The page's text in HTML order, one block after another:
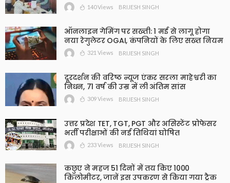
140 Views BRIJESH SINGH
ऑनलाइन गेमिंग पर सख्ती: 1 मई से लागू होगा
नया रेगुलेटर OGAI, कंपनियों के लिए सख्त नियम
321 Views BRIJESH SINGH
दूरदर्शन की वरिष्ठ न्यूज एंकर सरला माहेश्वरी का
निधन, 71 वर्ष की उम्र में ली अंतिम सांस
309 Views BRIJESH SINGH
उत्तर प्रदेश TET, TGT, PGT और असिस्टेंट प्रोफेसर
भर्ती परीक्षाओं की नई तिथियां घोषित
233 Views BRIJESH SINGH
कछुए ने महज 51 दिनों में तय किए 1000
किलोमीटर, जानें इस उपकरण से किया गया ट्रैक